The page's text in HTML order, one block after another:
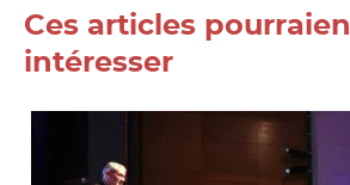
Ces articles
intéresser